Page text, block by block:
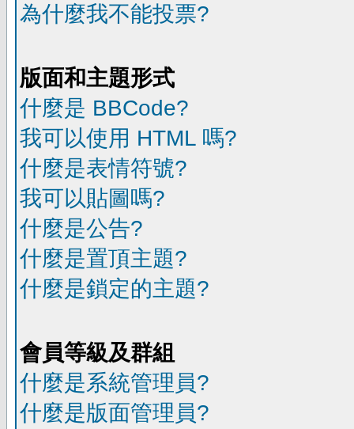
為什麼我不能投票?
版面和主題形式
什麼是 BBCode?
我可以使用 HTML 嗎?
什麼是表情符號?
我可以貼圖嗎?
什麼是公告?
什麼是置頂主題?
什麼是鎖定的主題?
會員等級及群組
什麼是系統管理員?
什麼是版面管理員?